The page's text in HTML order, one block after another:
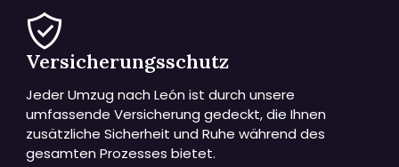
Versicherungsschutz
Jeder Umzug nach León ist durch unsere
umfassende Versicherung gedeckt, die Ihnen
zusätzliche Sicherheit und Ruhe während des
gesamten Prozesses bietet.